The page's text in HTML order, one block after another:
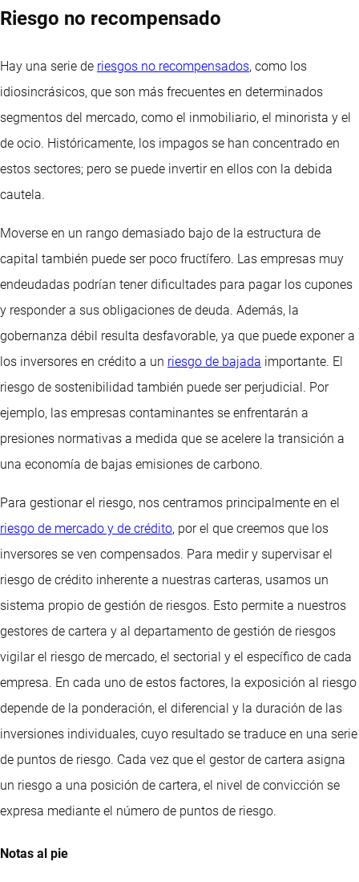
Riesgo no recompensado
Hay una serie de riesgos no recompensados, como los
idiosincrásicos, que son más frecuentes en determinados
segmentos del mercado, como el inmobiliario, el minorista y el
de ocio. Históricamente, los impagos se han concentrado en
estos sectores; pero se puede invertir en ellos con la debida
cautela.
Moverse en un rango demasiado bajo de la estructura de
capital también puede ser poco fructífero. Las empresas muy
endeudadas podrían tener dificultades para pagar los cupones
y responder a sus obligaciones de deuda. Además, la
gobernanza débil resulta desfavorable, ya que puede exponer a
los inversores en crédito a un riesgo de bajada importante. El
riesgo de sostenibilidad también puede ser perjudicial. Por
ejemplo, las empresas contaminantes se enfrentarán a
presiones normativas a medida que se acelere la transición a
una economía de bajas emisiones de carbono.
Para gestionar el riesgo, nos centramos principalmente en el
riesgo de mercado y de crédito, por el que creemos que los
inversores se ven compensados. Para medir y supervisar el
riesgo de crédito inherente a nuestras carteras, usamos un
sistema propio de gestión de riesgos. Esto permite a nuestros
gestores de cartera y al departamento de gestión de riesgos
vigilar el riesgo de mercado, el sectorial y el específico de cada
empresa. En cada uno de estos factores, la exposición al riesgo
depende de la ponderación, el diferencial y la duración de las
inversiones individuales, cuyo resultado se traduce en una serie
de puntos de riesgo. Cada vez que el gestor de cartera asigna
un riesgo a una posición de cartera, el nivel de convicción se
expresa mediante el número de puntos de riesgo.
Notas al pie